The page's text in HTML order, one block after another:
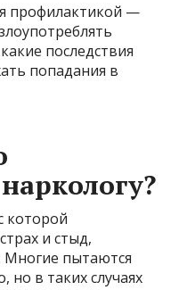
профилактикой —
последствия
попадания в
которой
и стыд,
Многие пытаются
но в таких случаях